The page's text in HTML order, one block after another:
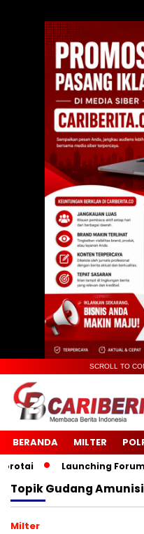
SCROLL TO
BERANDA MILTER
Launching Forum
TopikGudang Amunisi
Milter